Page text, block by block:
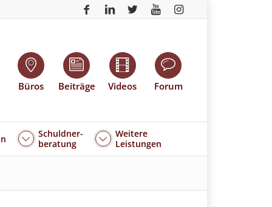
Büros Beiträge Videos Forum
Schuldner-
beratung
Weitere
Leistungen